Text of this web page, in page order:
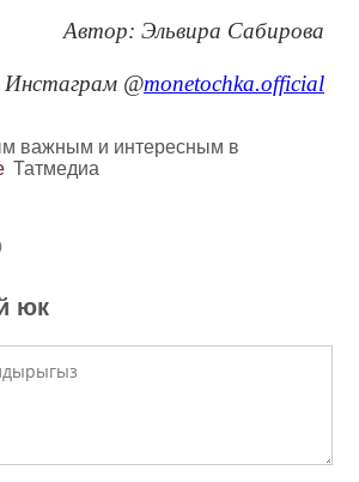
Автор: Эльвира Сабирова
@monetochka.official
важным и интересным в
Татмедиа
юк